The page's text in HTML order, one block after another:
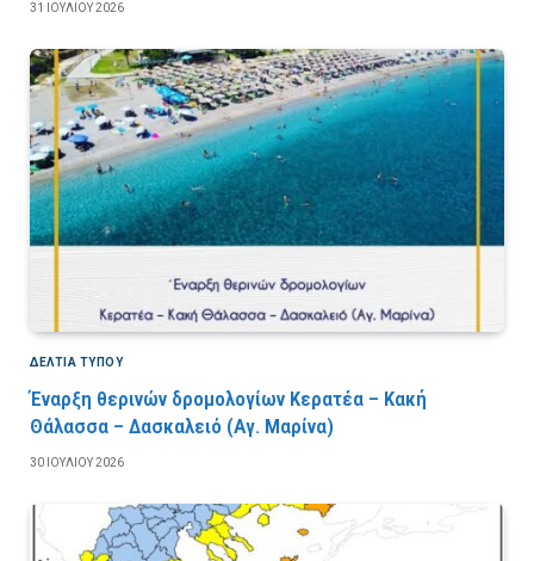
31 ΙΟΥΛΊΟΥ 2026
ΔΕΛΤΙΑ ΤΥΠΟΥ
Έναρξη θερινών δρομολογίων Κερατέα – Κακή
Θάλασσα – Δασκαλειό (Αγ. Μαρίνα)
30 ΙΟΥΛΊΟΥ 2026